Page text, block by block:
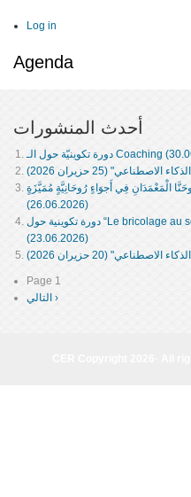
Log in
Agenda
أحدث المنشورات
(25 حزيران 2026)
الْمَعْمَدَانِ فِي أَجوَاءٍ رُوحَانِيَّةٍ مُمَيَّزَةٍ
(26.06.2026)
دورة تكوينية حول “Le bricolage au service de la catéchèse” في زحلة
(23.06.2026)
(20 حزيران 2026)
Pagination
Page 1
Next التالي ›